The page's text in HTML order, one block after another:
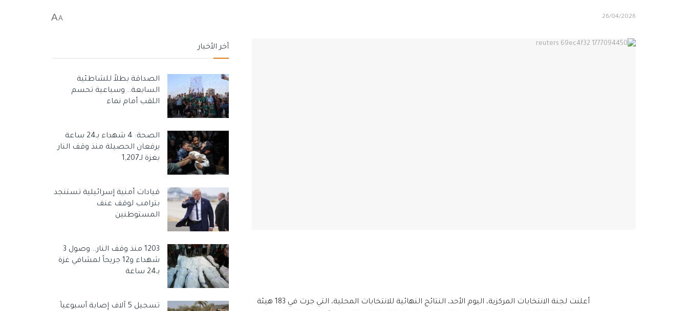
26/04/2026
A
A
أعلنت لجنة الانتخابات المركزية، اليوم الأحد، النتائج النهائية للانتخابات المحلية، التي جرت في 183 هيئة
أخر الأخبار
الصداقة بطلاً للشاطئية
السابعة.. وسباعية تحسم
اللقب أمام نماء
الصحة: 4 شهداء بـ24 ساعة
يرفعان الحصيلة منذ وقف النار
بغزة لـ1,207
قيادات أمنية إسرائيلية تستنجد
بترامب لوقف عنف
المستوطنين
1203 منذ وقف النار.. وصول 3
شهداء و12 جريحاً لمشافي غزة
بـ24 ساعة
تسجيل 5 آلاف إصابة أسبوعياً